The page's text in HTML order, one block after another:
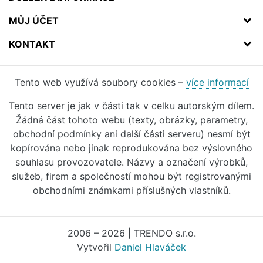
MŮJ ÚČET
KONTAKT
Tento web využívá soubory cookies – více informací
Tento server je jak v části tak v celku autorským dílem.
Žádná část tohoto webu (texty, obrázky, parametry,
obchodní podmínky ani další části serveru) nesmí být
kopírována nebo jinak reprodukována bez výslovného
souhlasu provozovatele. Názvy a označení výrobků,
služeb, firem a společností mohou být registrovanými
obchodními známkami příslušných vlastníků.
2006 – 2026 | TRENDO s.r.o.
Vytvořil Daniel Hlaváček